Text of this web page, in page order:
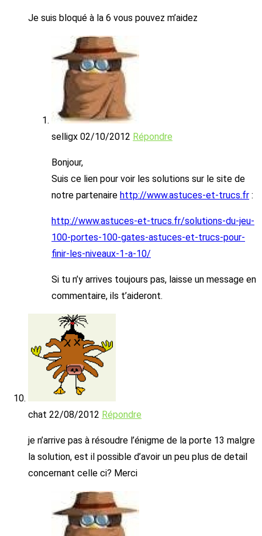
Je suis bloqué à la 6 vous pouvez m’aidez
selligx 02/10/2012 Répondre
Bonjour,
Suis ce lien pour voir les solutions sur le site de
notre partenaire http://www.astuces-et-trucs.fr :
http://www.astuces-et-trucs.fr/solutions-du-jeu-
100-portes-100-gates-astuces-et-trucs-pour-
finir-les-niveaux-1-a-10/
Si tu n’y arrives toujours pas, laisse un message en
commentaire, ils t’aideront.
chat 22/08/2012 Répondre
je n’arrive pas à résoudre l’énigme de la porte 13 malgre
la solution, est il possible d’avoir un peu plus de detail
concernant celle ci? Merci